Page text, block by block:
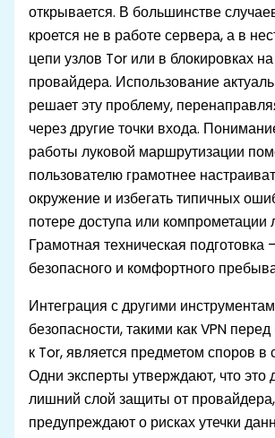
открывается. В большинстве
кроется не в работе сервера, а в
цепи узлов Tor или в блокировках
провайдера. Использование
решает эту проблему,
через другие точки входа.
работы луковой маршрутизации
пользователю грамотнее
окружение и избегать типичных
потере доступа или компрометации
Грамотная техническая подготовка
безопасного и комфортного
Интеграция с другими
безопасности, такими как VPN
к Tor, является предметом споров в
Одни эксперты утверждают, что это
лишний слой защиты от
предупреждают о рисках утечки